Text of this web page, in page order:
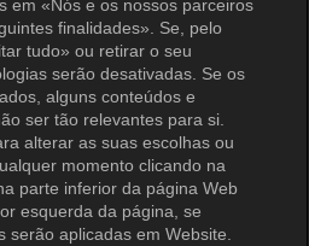
em «Nós e os nossos parceiros
finalidades». Se, pelo
tudo» ou retirar o seu
serão desativadas. Se os
alguns conteúdos e
ser tão relevantes para si.
alterar as suas escolhas ou
momento clicando na
parte inferior da página Web
esquerda da página, se
serão aplicadas em Website.